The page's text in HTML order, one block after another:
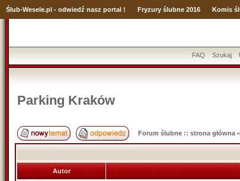
Ślub-Wesele.pl - odwiedź nasz portal ! Fryzury ślubne 2016 Komis
FAQ Szukaj
Parking Kraków
Forum ślubne :: strona główna
Autor